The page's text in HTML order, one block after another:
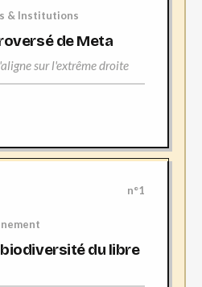
& Institutions
de Meta
sur l'extrême droite
n°1
du libre